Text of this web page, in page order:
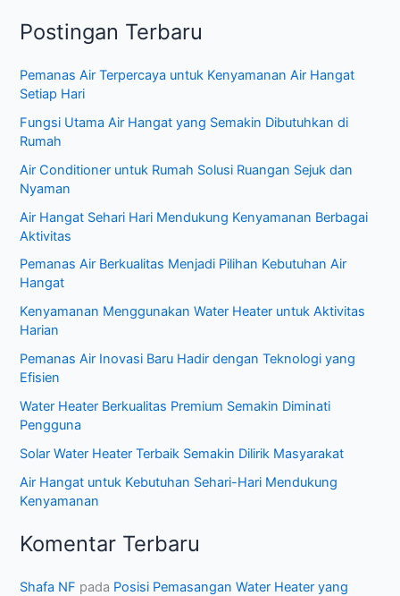
r
u
t
u
k
:
Postingan Terbaru
Pemanas Air Terpercaya untuk Kenyamanan Air Hangat
Setiap Hari
Fungsi Utama Air Hangat yang Semakin Dibutuhkan di
Rumah
Air Conditioner untuk Rumah Solusi Ruangan Sejuk dan
Nyaman
Air Hangat Sehari Hari Mendukung Kenyamanan Berbagai
Aktivitas
Pemanas Air Berkualitas Menjadi Pilihan Kebutuhan Air
Hangat
Kenyamanan Menggunakan Water Heater untuk Aktivitas
Harian
Pemanas Air Inovasi Baru Hadir dengan Teknologi yang
Efisien
Water Heater Berkualitas Premium Semakin Diminati
Pengguna
Solar Water Heater Terbaik Semakin Dilirik Masyarakat
Air Hangat untuk Kebutuhan Sehari-Hari Mendukung
Kenyamanan
Komentar Terbaru
Shafa NF pada Posisi Pemasangan Water Heater yang